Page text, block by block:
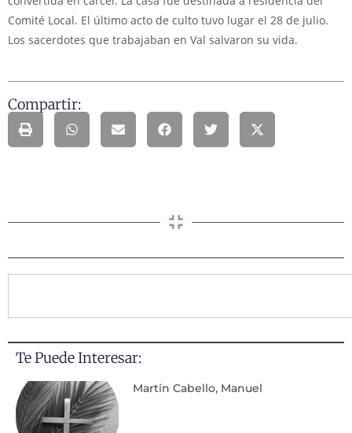
Comité Local. El último acto de culto tuvo lugar el 28 de julio.
Los sacerdotes que trabajaban en Val salvaron su vida.
Compartir:
Te Puede Interesar:
Martín Cabello, Manuel